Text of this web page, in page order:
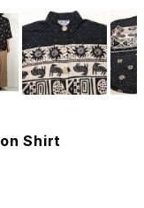
Shirt